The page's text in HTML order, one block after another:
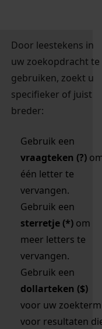
Door leestekens in
uw zoekopdracht te
gebruiken, zoekt u
specifieker of juist
breder:
Gebruik een
vraagteken (?)
één letter te
vervangen.
Gebruik een
sterretje (*) om
meer letters te
vervangen.
Gebruik een
dollarteken ($)
voor uw zoekterm
voor resultaten